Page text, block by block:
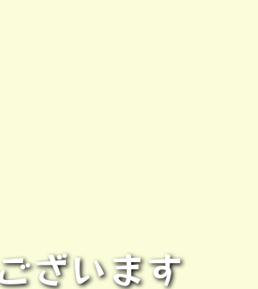
ざいます